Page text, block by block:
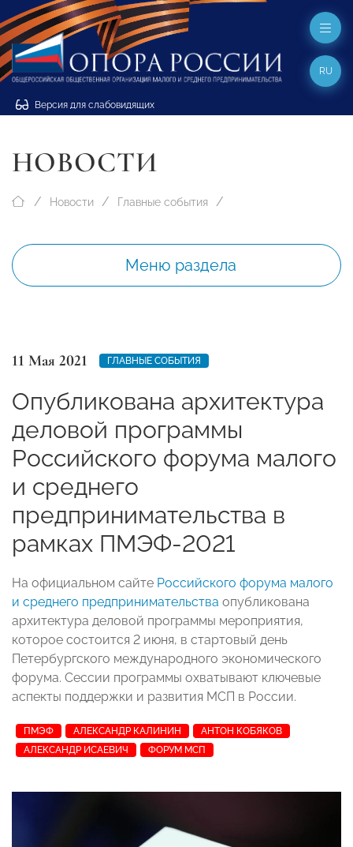
Версия для слабовидящих
RU
НОВОСТИ
Новости Главные события
Меню раздела
11 Мая 2021 ГЛАВНЫЕ СОБЫТИЯ
Опубликована архитектура
деловой программы
Российского форума малого
и среднего
предпринимательства в
рамках ПМЭФ-2021
На официальном сайте Российского форума малого
и среднего предпринимательства опубликована
архитектура деловой программы мероприятия,
которое состоится 2 июня, в стартовый день
Петербургского международного экономического
форума. Сессии программы охватывают ключевые
аспекты поддержки и развития МСП в России.
ПМЭФ АЛЕКСАНДР КАЛИНИН
АНТОН КОБЯКОВ
АЛЕКСАНДР ИСАЕВИЧ
ФОРУМ МСП